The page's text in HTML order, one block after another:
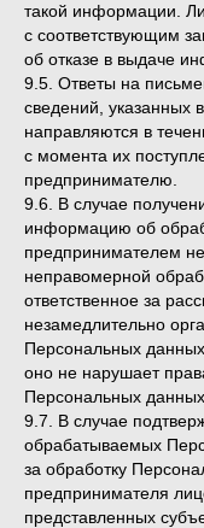
такой информации.
с соответствующим
об отказе в выдаче
9.5. Ответы на
сведений, указанных
направляются в
с момента их
предпринимателю.
9.6. В случае
информацию об
предпринимателем
неправомерной
ответственное за
незамедлительно
Персональных
оно не нарушает
Персональных данных
9.7. В случае
обрабатываемых
за обработку
предпринимателя
представленных